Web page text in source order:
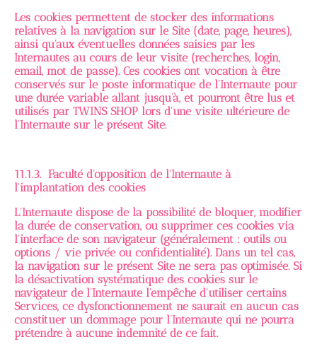
Les cookies permettent de stocker des informations
relatives à la navigation sur le Site (date, page, heures),
ainsi qu'aux éventuelles données saisies par les
Internautes au cours de leur visite (recherches, login,
email, mot de passe). Ces cookies ont vocation à être
conservés sur le poste informatique de l'Internaute pour
une durée variable allant jusqu’à, et pourront être lus et
utilisés par TWINS SHOP lors d'une visite ultérieure de
l'Internaute sur le présent Site.
11.1.3. Faculté d'opposition de l'Internaute à
l'implantation des cookies
L'Internaute dispose de la possibilité de bloquer, modifier
la durée de conservation, ou supprimer ces cookies via
l'interface de son navigateur (généralement : outils ou
options / vie privée ou confidentialité). Dans un tel cas,
la navigation sur le présent Site ne sera pas optimisée. Si
la désactivation systématique des cookies sur le
navigateur de l'Internaute l'empêche d'utiliser certains
Services, ce dysfonctionnement ne saurait en aucun cas
constituer un dommage pour l’Internaute qui ne pourra
prétendre à aucune indemnité de ce fait.